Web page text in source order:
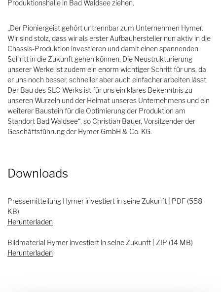
Produktionshalle in Bad Waldsee ziehen.
„Der Pioniergeist gehört untrennbar zum Unternehmen Hymer.
Wir sind stolz, dass wir als erster Aufbauhersteller nun aktiv in die
Chassis-Produktion investieren und damit einen spannenden
Schritt in die Zukunft gehen können. Die Neustrukturierung
unserer Werke ist zudem ein enorm wichtiger Schritt für uns, da
er uns noch besser, schneller aber auch einfacher arbeiten lässt.
Der Bau des SLC-Werks ist für uns ein klares Bekenntnis zu
unseren Wurzeln und der Heimat unseres Unternehmens und ein
weiterer Baustein für die Optimierung der Produktion am
Standort Bad Waldsee“, so Christian Bauer, Vorsitzender der
Geschäftsführung der Hymer GmbH & Co. KG.
Downloads
Pressemitteilung Hymer investiert in seine Zukunft | PDF (558
KB)
Herunterladen
Bildmaterial Hymer investiert in seine Zukunft | ZIP (14 MB)
Herunterladen